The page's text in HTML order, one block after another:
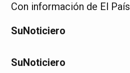
Con información de El País
SuNoticiero
SuNoticiero